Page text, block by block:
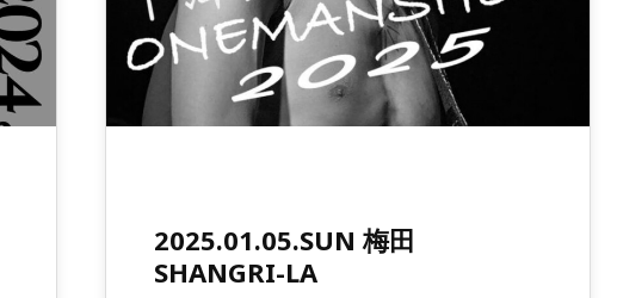
2025.01.05.SUN 梅田
SHANGRI-LA